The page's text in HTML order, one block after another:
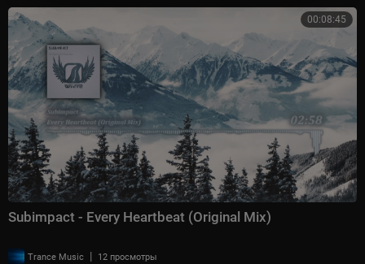
00:08:45
Subimpact - Every Heartbeat (Original Mix)
Trance Music | 12 просмотры